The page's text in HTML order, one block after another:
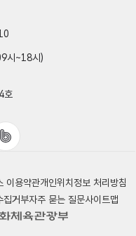
시~18시)
호
이용약관개인위치정보 처리방침
집거부자주 묻는 질문사이트맵